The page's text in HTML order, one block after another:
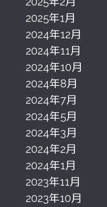
2025年1月
2024年12月
2024年11月
2024年10月
2024年8月
2024年7月
2024年5月
2024年3月
2024年2月
2024年1月
2023年11月
2023年10月